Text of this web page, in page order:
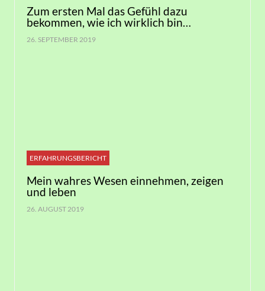
Zum ersten Mal das Gefühl dazu
bekommen, wie ich wirklich bin…
26. SEPTEMBER 2019
ERFAHRUNGSBERICHT
Mein wahres Wesen einnehmen, zeigen
und leben
26. AUGUST 2019